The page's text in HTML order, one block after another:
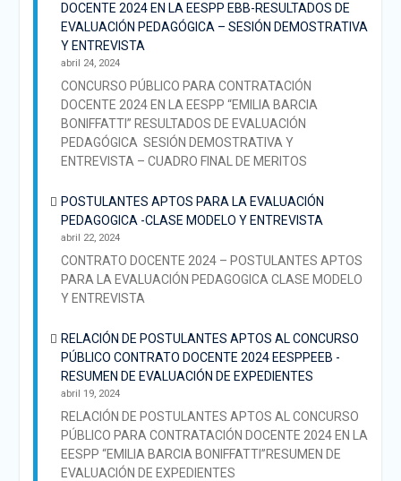
DOCENTE 2024 EN LA EESPP EBB-RESULTADOS DE
EVALUACIÓN PEDAGÓGICA – SESIÓN DEMOSTRATIVA
Y ENTREVISTA
abril 24, 2024
CONCURSO PÚBLICO PARA CONTRATACIÓN
DOCENTE 2024 EN LA EESPP “EMILIA BARCIA
BONIFFATTI” RESULTADOS DE EVALUACIÓN
PEDAGÓGICA SESIÓN DEMOSTRATIVA Y
ENTREVISTA – CUADRO FINAL DE MERITOS
POSTULANTES APTOS PARA LA EVALUACIÓN
PEDAGOGICA -CLASE MODELO Y ENTREVISTA
abril 22, 2024
CONTRATO DOCENTE 2024 – POSTULANTES APTOS
PARA LA EVALUACIÓN PEDAGOGICA CLASE MODELO
Y ENTREVISTA
RELACIÓN DE POSTULANTES APTOS AL CONCURSO
PÚBLICO CONTRATO DOCENTE 2024 EESPPEEB -
RESUMEN DE EVALUACIÓN DE EXPEDIENTES
abril 19, 2024
RELACIÓN DE POSTULANTES APTOS AL CONCURSO
PÚBLICO PARA CONTRATACIÓN DOCENTE 2024 EN LA
EESPP “EMILIA BARCIA BONIFFATTI”RESUMEN DE
EVALUACIÓN DE EXPEDIENTES